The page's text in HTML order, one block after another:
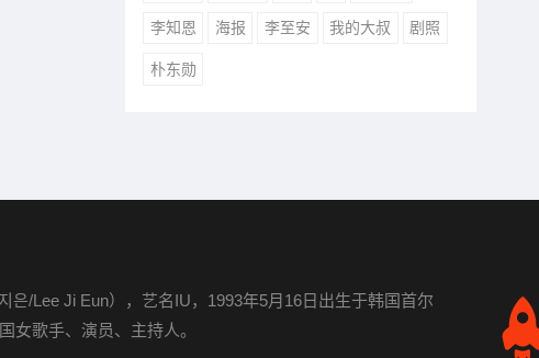
李知恩 海报 李至安 我的大叔 剧照
朴东勋
은/Lee Ji Eun），艺名IU，1993年5月16日出生于韩国首尔
女歌手、演员、主持人。